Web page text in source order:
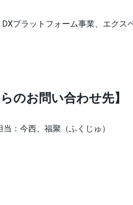
プラットフォーム事業、エクス
のお問い合わせ先】
：今西、福聚（ふくじゅ）